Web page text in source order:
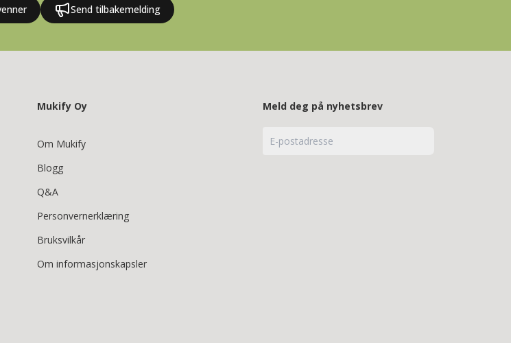
Send tilbakemelding
Mukify Oy
Om Mukify
Blogg
Q&A
Personvernerklæring
Bruksvilkår
Om informasjonskapsler
Meld deg på nyhetsbrev